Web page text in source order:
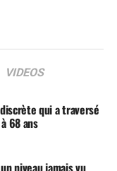
VIDEOS
qui a traversé
68 ans
niveau jamais vu